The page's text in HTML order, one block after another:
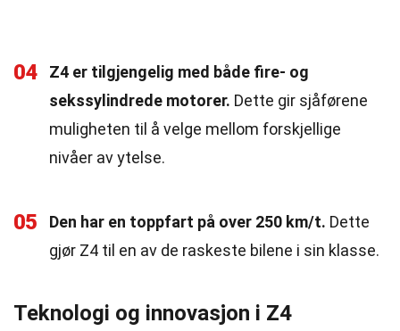
04
Z4 er tilgjengelig med både fire- og
sekssylindrede motorer. Dette gir sjåførene
muligheten til å velge mellom forskjellige
nivåer av ytelse.
05 Den har en toppfart på over 250 km/t. Dette
gjør Z4 til en av de raskeste bilene i sin klasse.
Teknologi og innovasjon i Z4